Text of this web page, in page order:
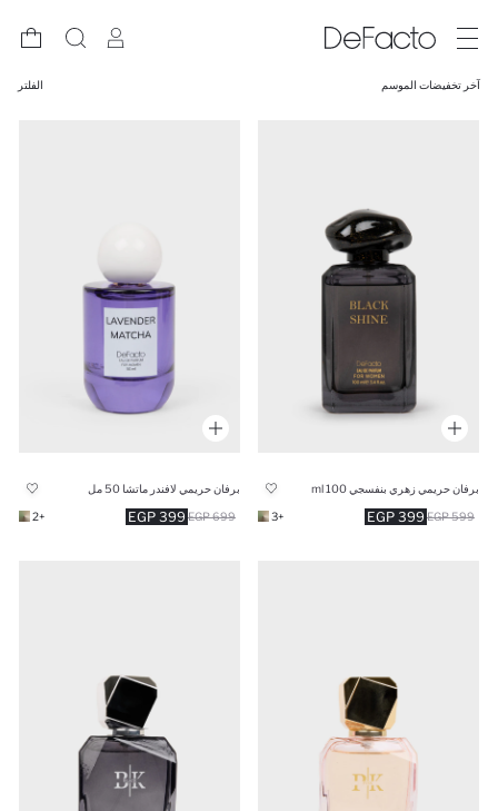
آخر تخفيضات الموسم الفلتر
برفان حريمي زهري بنفسجي 100 ml
399 EGP 599 EGP
+3
برفان حريمي لافندر ماتشا 50 مل
399 EGP 699 EGP
+2